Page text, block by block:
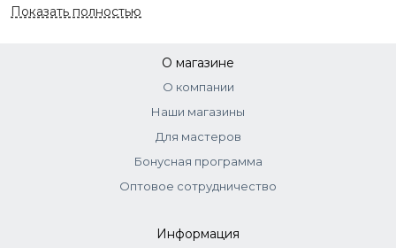
(Helianthus Annuus (Sunflower) Seed Extract),
Magnesium Chloride, Magnesium Nitrate.
Тип кожи
Показать полностью
О магазине
О компании
Наши магазины
Для мастеров
Бонусная программа
Оптовое сотрудничество
Информация